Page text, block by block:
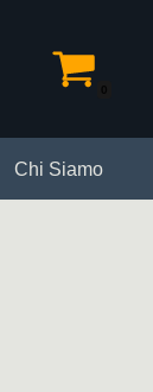
Chi Siamo